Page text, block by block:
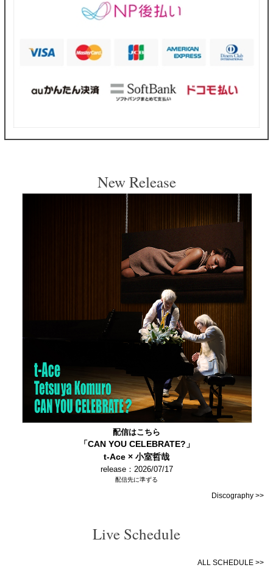
New Release
配信はこちら
「CAN YOU CELEBRATE?」
t-Ace × 小室哲哉
release：2026/07/17
配信先に準ずる
Discography >>
Live Schedule
ALL SCHEDULE >>